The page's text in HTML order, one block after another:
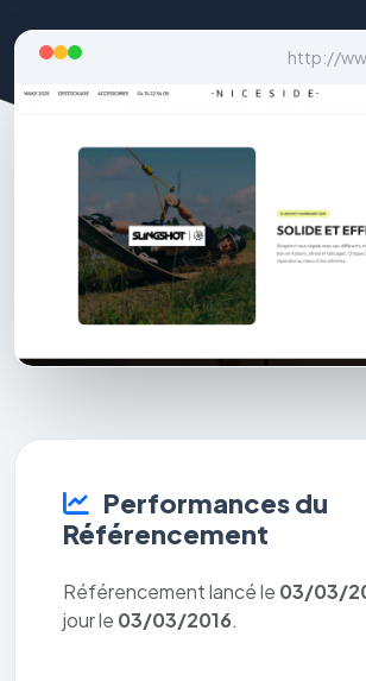
http://
Performances du
Référencement
Référencement lancé le 03/03/
jour le 03/03/2016.